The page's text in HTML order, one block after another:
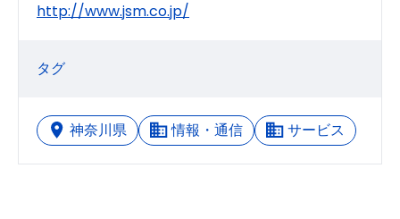
http://www.jsm.co.jp/
タグ
神奈川県 情報・通信 サービス